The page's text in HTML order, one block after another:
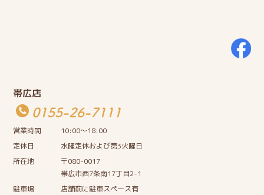
帯広店
0155-26-7111
営業時間
10:00〜18:00
定休日
水曜定休および第3火曜日
所在地
〒080-0017
帯広市西7条南17丁目2-1
駐車場
店舗前に駐車スペース有